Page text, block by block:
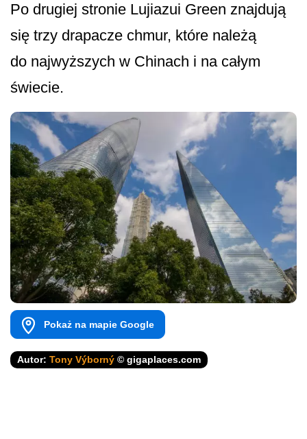
Po drugiej stronie Lujiazui Green znajdują
się trzy drapacze chmur, które należą
do najwyższych w Chinach i na całym
świecie.
Pokaż na mapie Google
Autor: Tony Výborný © gigaplaces.com